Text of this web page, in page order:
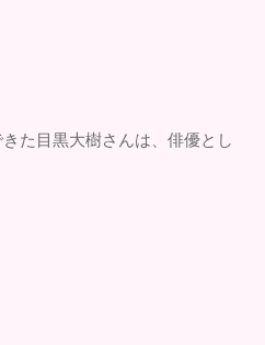
た目黒大樹さんは、俳優とし